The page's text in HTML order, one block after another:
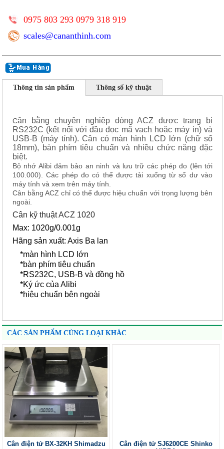
0975 803 293 0979 318 919
scales@cananthinh.com
Thông tin sản phẩm Thông số kỹ thuật
Cân bằng chuyên nghiệp dòng ACZ được trang bị
RS232C (kết nối với đầu đọc mã vạch hoặc máy in) và
USB-B (máy tính).Cân có màn hình LCD lớn (chữ số
18mm), bàn phím tiêu chuẩn và nhiều chức năng đặc
biệt.
Bộ nhớ Alibi đảm bảo an ninh và lưu trữ các phép đo (lên tới
100.000).Các phép đo có thể được tải xuống từ số dư vào
máy tính và xem trên máy tính.
Cân bằng ACZ chỉ có thể được hiệu chuẩn với trọng lượng bên
ngoài.
Cân kỹ thuật ACZ 1020
Max: 1020g/0.001g
Hãng sản xuất: Axis Ba lan
*màn hình LCD lớn
*bàn phím tiêu chuẩn
*RS232C, USB-B và đồng hồ
*Ký ức của Alibi
*hiệu chuẩn bên ngoài
CÁC SẢN PHẨM CÙNG LOẠI KHÁC
Cân điện tử BX-32KH Shimadzu
Cân điện tử SJ6200CE Shinko